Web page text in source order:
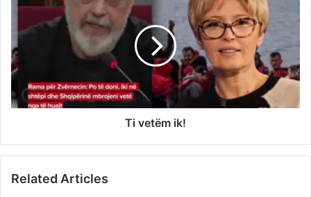
Ti vetëm ik!
Related Articles